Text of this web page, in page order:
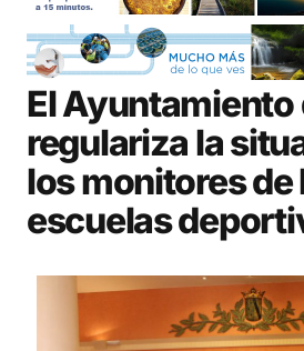
El Ayuntamiento
regulariza la
los monitores de
escuelas